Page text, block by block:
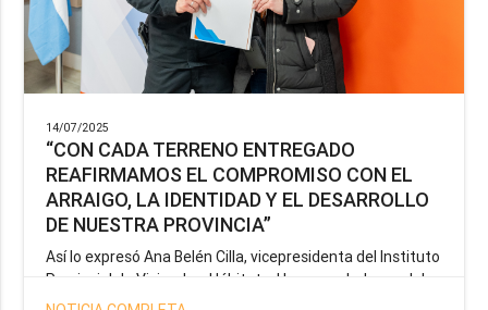
14/07/2025
“CON CADA TERRENO ENTREGADO
REAFIRMAMOS EL COMPROMISO CON EL
ARRAIGO, LA IDENTIDAD Y EL DESARROLLO
DE NUESTRA PROVINCIA”
Así lo expresó Ana Belén Cilla, vicepresidenta del Instituto
Provincial de Vivienda y Hábitat, al hacer un balance del
trabajo del organismo en el marco de la operatoria